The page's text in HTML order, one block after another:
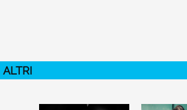
ALTRI